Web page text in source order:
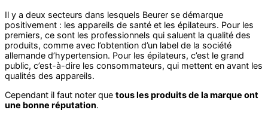
Il y a deux secteurs dans lesquels Beurer se démarque
positivement : les appareils de santé et les épilateurs. Pour les
premiers, ce sont les professionnels qui saluent la qualité des
produits, comme avec l’obtention d’un label de la société
allemande d’hypertension. Pour les épilateurs, c’est le grand
public, c’est-à-dire les consommateurs, qui mettent en avant les
qualités des appareils.
Cependant il faut noter que tous les produits de la marque ont
une bonne réputation.